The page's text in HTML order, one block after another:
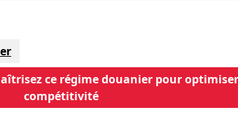
ce régime douanier pour
compétitivité